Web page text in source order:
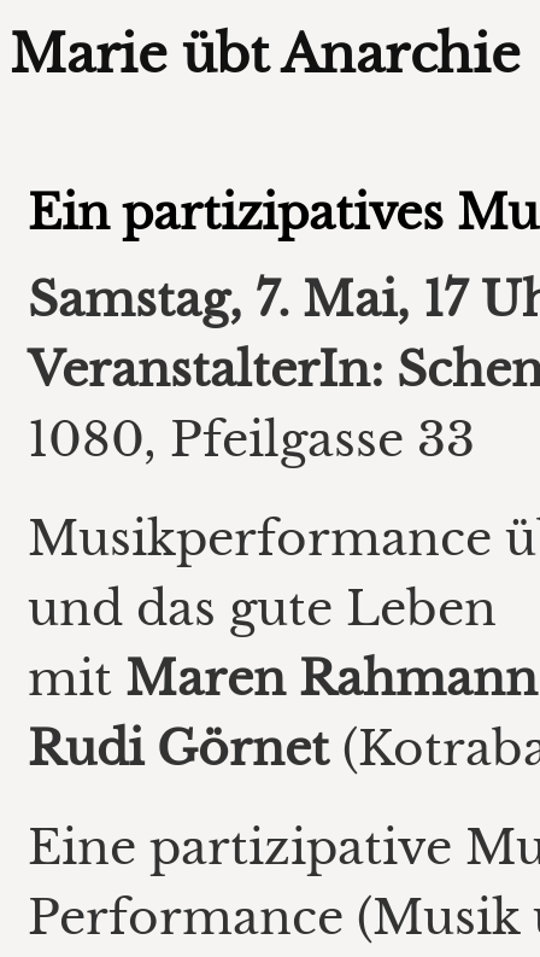
Marie übt Anarchie
Ein partizipatives
Samstag, 7. Mai, 17
VeranstalterIn:
1080, Pfeilgasse 33
Musikperformance
und das gute Leben
mit Maren Rahmann
Rudi Görnet
Eine partizipative
Performance (Musik